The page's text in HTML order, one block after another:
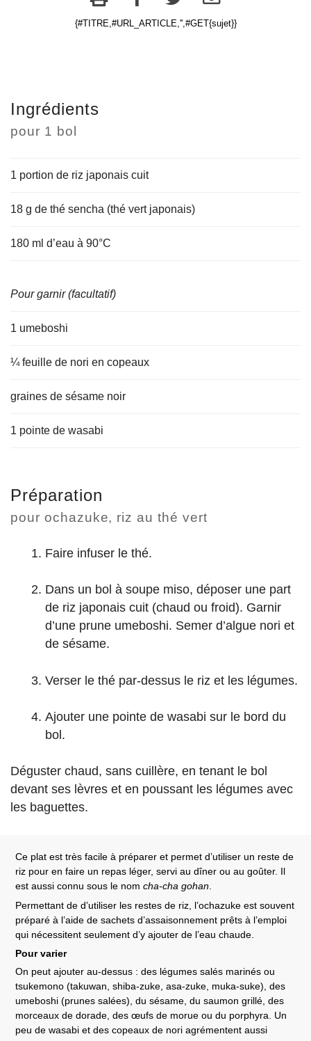
{#TITRE,#URL_ARTICLE,'',#GET{sujet}}
Ingrédients
pour 1 bol
1 portion de riz japonais cuit
18 g de thé sencha (thé vert japonais)
180 ml d’eau à 90°C
Pour garnir (facultatif)
1 umeboshi
¼ feuille de nori en copeaux
graines de sésame noir
1 pointe de wasabi
Préparation
pour ochazuke, riz au thé vert
Faire infuser le thé.
Dans un bol à soupe miso, déposer une part
de riz japonais cuit (chaud ou froid). Garnir
d’une prune umeboshi. Semer d’algue nori et
de sésame.
Verser le thé par-dessus le riz et les légumes.
Ajouter une pointe de wasabi sur le bord du
bol.
Déguster chaud, sans cuillère, en tenant le bol
devant ses lèvres et en poussant les légumes avec
les baguettes.
Ce plat est très facile à préparer et permet d’utiliser un reste de
riz pour en faire un repas léger, servi au dîner ou au goûter. Il
est aussi connu sous le nom cha-cha gohan.
Permettant de d’utiliser les restes de riz, l’ochazuke est souvent
préparé à l’aide de sachets d’assaisonnement prêts à l’emploi
qui nécessitent seulement d’y ajouter de l’eau chaude.
Pour varier
On peut ajouter au-dessus : des légumes salés marinés ou
tsukemono (takuwan, shiba-zuke, asa-zuke, muka-suke), des
umeboshi (prunes salées), du sésame, du saumon grillé, des
morceaux de dorade, des œufs de morue ou du porphyra. Un
peu de wasabi et des copeaux de nori agrémentent aussi